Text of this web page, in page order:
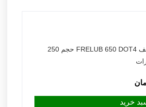
روغن ترمز الف FRELUB 650 DOT4 حجم 250
خرید